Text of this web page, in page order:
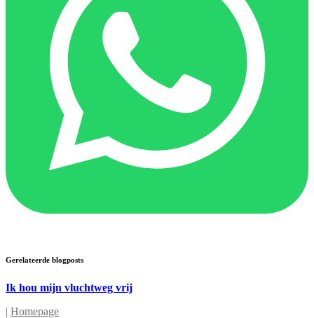
Gerelateerde blogposts
Ik hou mijn vluchtweg vrij
| Homepage